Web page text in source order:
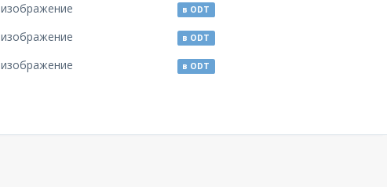
изображение в ODT
изображение в ODT
изображение в ODT